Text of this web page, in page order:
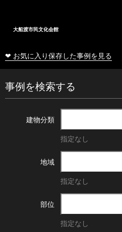
大船渡市民文化会館
❤ お気に入り保存した事例を見る
事例を検索する
建物分類
指定なし
地域
指定なし
部位
指定なし